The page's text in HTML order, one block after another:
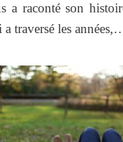
a raconté son
traversé les